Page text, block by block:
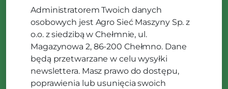
Administratorem Twoich danych
osobowych jest Agro Sieć Maszyny Sp. z
o.o. z siedzibą w Chełmnie, ul.
Magazynowa 2, 86-200 Chełmno. Dane
będą przetwarzane w celu wysyłki
newslettera. Masz prawo do dostępu,
poprawienia lub usunięcia swoich